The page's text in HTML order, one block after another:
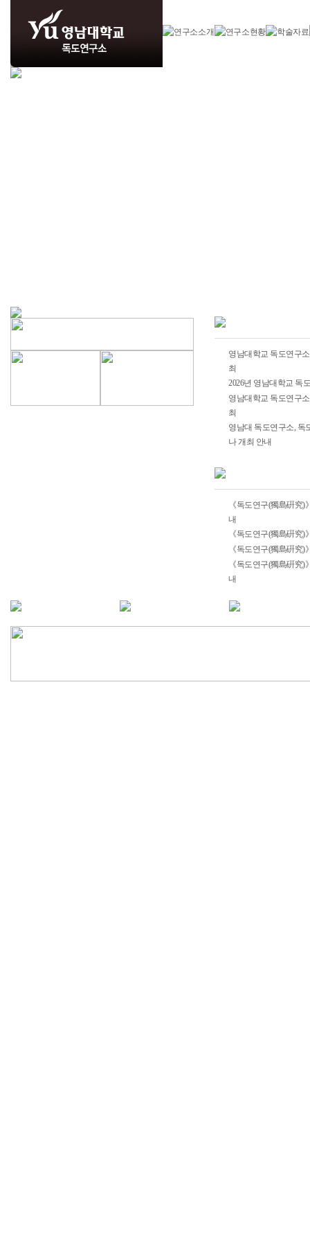
영남대학교 독도연구
최
2026년 영남대학교 독
영남대학교 독도연구
최
영남대 독도연구소, 독
나 개최 안내
《독도연구(獨島硏究)
내
《독도연구(獨島硏究)
《독도연구(獨島硏究)
《독도연구(獨島硏究)
내